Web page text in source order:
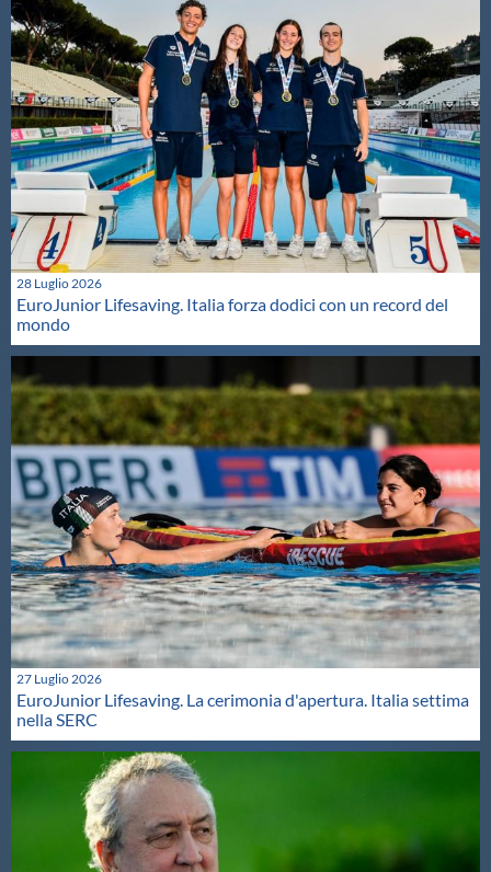
28 Luglio 2026
EuroJunior Lifesaving. Italia forza dodici con un record del
mondo
27 Luglio 2026
EuroJunior Lifesaving. La cerimonia d'apertura. Italia settima
nella SERC